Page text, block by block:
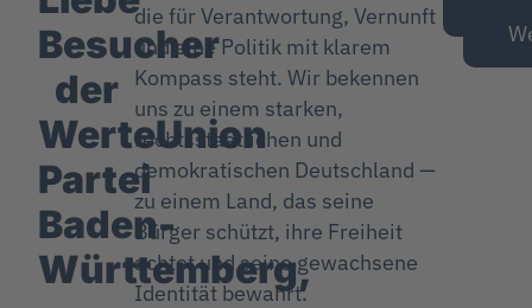
Besucher
der
WerteUnion
Partei
Baden-
Württemberg,
die für Verantwortung, Vernunft
und eine Politik mit klarem
Kompass steht. Wir bekennen
uns zu einem starken,
rechtsstaatlichen und
demokratischen Deutschland —
zu einem Land, das seine
Bürger schützt, ihre Freiheit
achtet und seine gewachsene
Identität bewahrt.